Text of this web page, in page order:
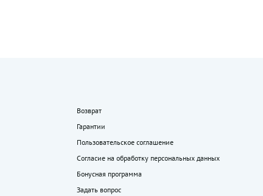
Возврат
Гарантии
Пользовательское соглашение
Согласие на обработку персональных данных
Бонусная программа
Задать вопрос